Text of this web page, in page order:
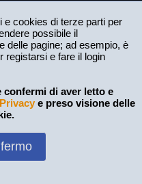
cookies di terze parti per
possibile il
delle pagine; ad esempio, è
registarsi e fare il login
confermi di aver letto e
e preso visione delle